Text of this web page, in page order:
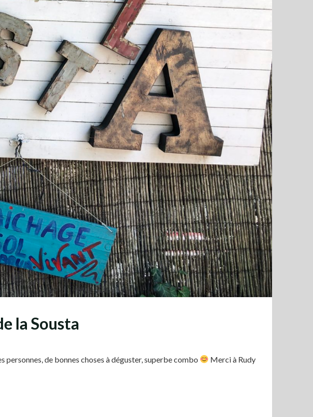
la Sousta
personnes, de bonnes choses à déguster, superbe combo
Merci à Rudy